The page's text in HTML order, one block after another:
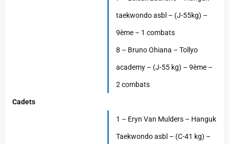
taekwondo asbl – (J-55kg) –
9ème – 1 combats
8 – Bruno Ohiana – Tollyo
academy – (J-55 kg) – 9ème –
2 combats
Cadets
1 – Eryn Van Mulders – Hanguk
Taekwondo asbl – (C-41 kg) –